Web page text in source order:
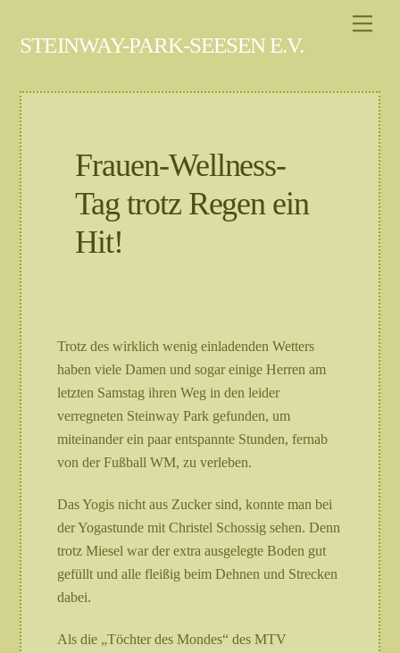
contentSTEINWAY-PARK-SEESEN E.V.
Frauen-Wellness-
Tag trotz Regen ein
Hit!
Trotz des wirklich wenig einladenden Wetters
haben viele Damen und sogar einige Herren am
letzten Samstag ihren Weg in den leider
verregneten Steinway Park gefunden, um
miteinander ein paar entspannte Stunden, fernab
von der Fußball WM, zu verleben.
Das Yogis nicht aus Zucker sind, konnte man bei
der Yogastunde mit Christel Schossig sehen. Denn
trotz Miesel war der extra ausgelegte Boden gut
gefüllt und alle fleißig beim Dehnen und Strecken
dabei.
Als die „Töchter des Mondes“ des MTV